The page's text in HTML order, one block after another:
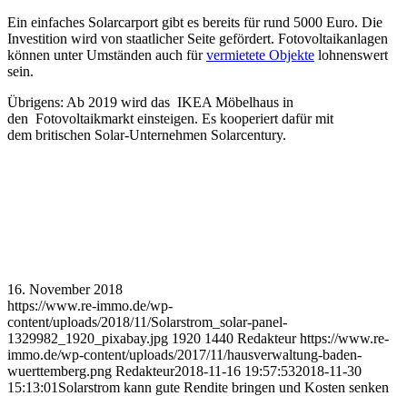
Ein einfaches Solarcarport gibt es bereits für rund 5000 Euro. Die
Investition wird von staatlicher Seite gefördert. Fotovoltaikanlagen
können unter Umständen auch fürvermietete Objekte lohnenswert
sein.
Übrigens: Ab 2019 wird das IKEA Möbelhaus in
den Fotovoltaikmarkt einsteigen. Es kooperiert dafür mit
dem britischen Solar-Unternehmen Solarcentury.
16. November 2018
https://www.re-immo.de/wp-
content/uploads/2018/11/Solarstrom_solar-panel-
1329982_1920_pixabay.jpg 1920 1440 Redakteur https://www.re-
immo.de/wp-content/uploads/2017/11/hausverwaltung-baden-
wuerttemberg.png Redakteur2018-11-16 19:57:532018-11-30
15:13:01 Solarstrom kann gute Rendite bringen und Kosten senken